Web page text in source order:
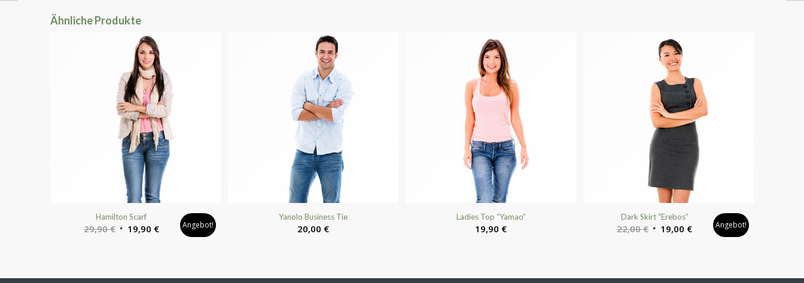
Ähnliche Produkte
Hamilton Scarf
29,90€ 19,90 € Angebot!
Yanolo Business Tie
20,00 €
Ladies Top “Yamao”
19,90 €
5.00
Dark Skirt “Erebos”
22,00€ 19,00 € Angebot!